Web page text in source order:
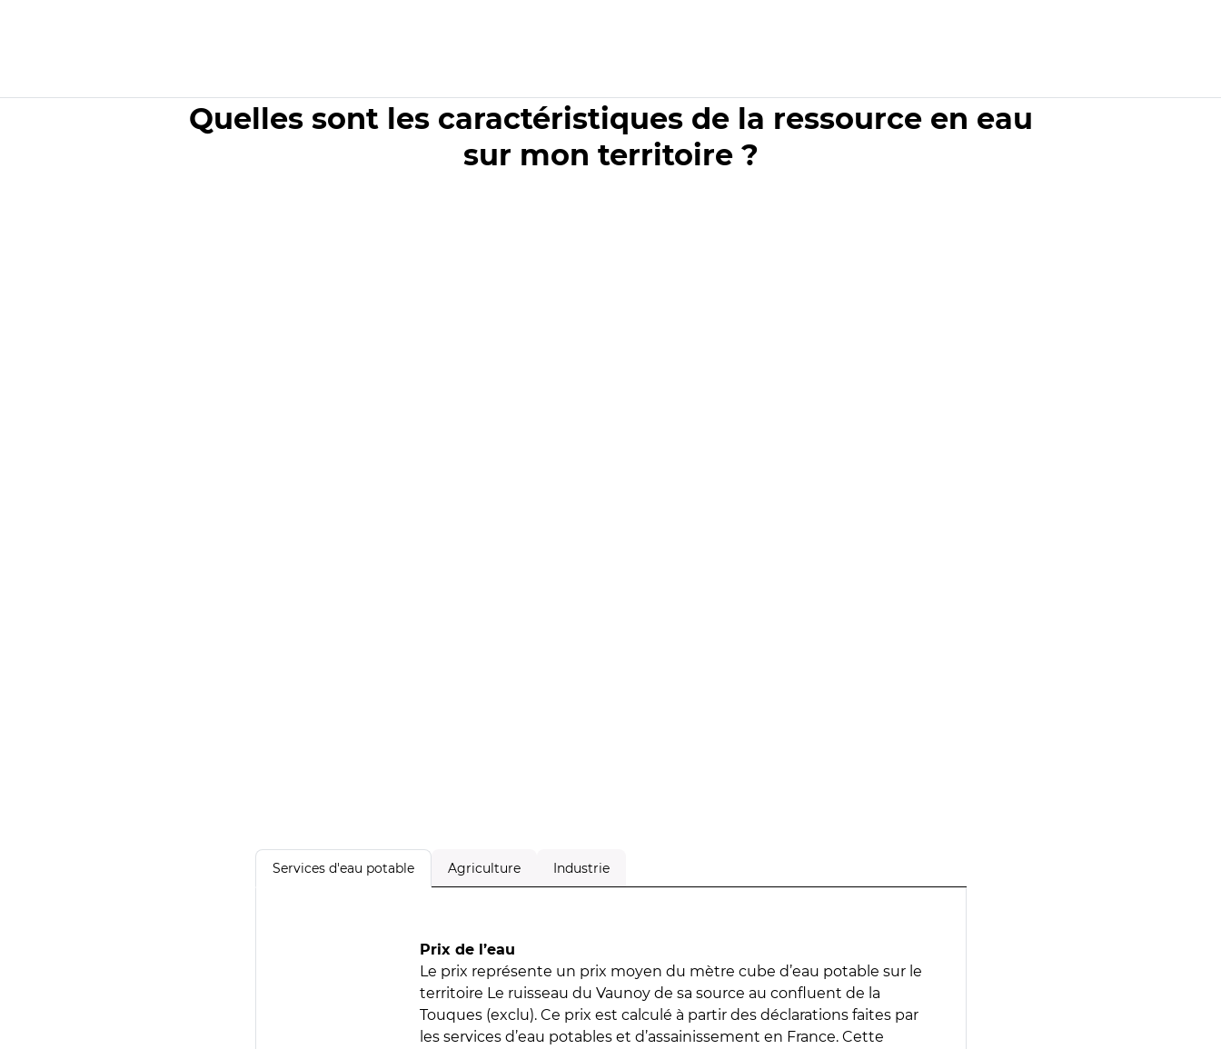
Quelles sont les caractéristiques de la ressource en eau
sur mon territoire ?
Services d'eau potable Agriculture Industrie
Prix de l’eau
Le prix représente un prix moyen du mètre cube d’eau potable sur le
territoire Le ruisseau du Vaunoy de sa source au confluent de la
Touques (exclu). Ce prix est calculé à partir des déclarations faites par
les services d’eau potables et d’assainissement en France. Cette